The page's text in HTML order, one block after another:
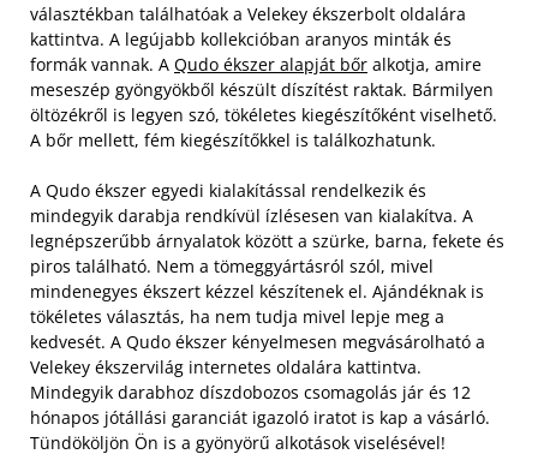
választékban találhatóak a Velekey ékszerbolt oldalára
kattintva. A legújabb kollekcióban aranyos minták és
formák vannak. A Qudo ékszer alapját bőr alkotja, amire
meseszép gyöngyökből készült díszítést raktak. Bármilyen
öltözékről is legyen szó, tökéletes kiegészítőként viselhető.
A bőr mellett, fém kiegészítőkkel is találkozhatunk.
A Qudo ékszer egyedi kialakítással rendelkezik és
mindegyik darabja rendkívül ízlésesen van kialakítva. A
legnépszerűbb árnyalatok között a szürke, barna, fekete és
piros található. Nem a tömeggyártásról szól, mivel
mindenegyes ékszert kézzel készítenek el. Ajándéknak is
tökéletes választás, ha nem tudja mivel lepje meg a
kedvesét. A Qudo ékszer kényelmesen megvásárolható a
Velekey ékszervilág internetes oldalára kattintva.
Mindegyik darabhoz díszdobozos csomagolás jár és 12
hónapos jótállási garanciát igazoló iratot is kap a vásárló.
Tündököljön Ön is a gyönyörű alkotások viselésével!